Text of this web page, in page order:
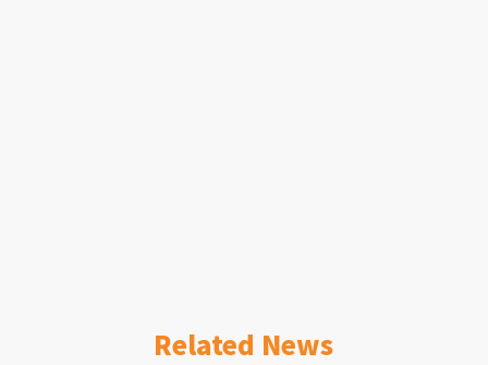
Related News